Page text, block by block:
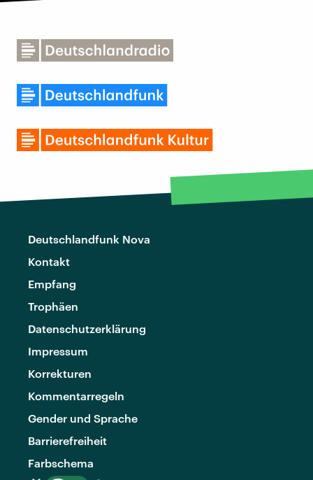
Deutschlandfunk Nova
Kontakt
Empfang
Trophäen
Datenschutzerklärung
Impressum
Korrekturen
Kommentarregeln
Gender und Sprache
Barrierefreiheit
Farbschema